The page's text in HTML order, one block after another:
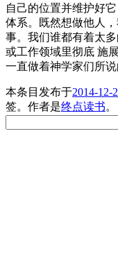
自己的位置并维护好
体系。既然想做他人
事。我们谁都有着太
或工作领域里彻底 施
一直做着神学家们所说
本条目发布于2014-12-
签。 作者是终点读书。